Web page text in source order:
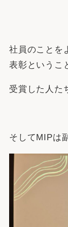
社員のことを
表彰というこ
受賞した人た
そしてMIPは